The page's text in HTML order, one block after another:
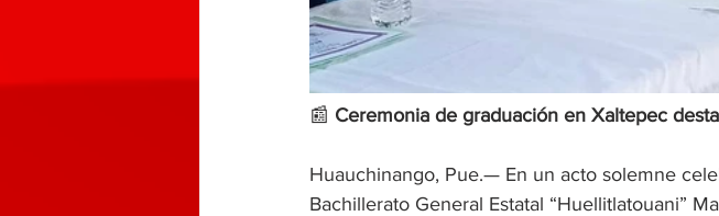
📰 Ceremonia de graduación en Xaltepec
Huauchinango, Pue.— En un acto solemne
Bachillerato General Estatal “Huellitlatouani”